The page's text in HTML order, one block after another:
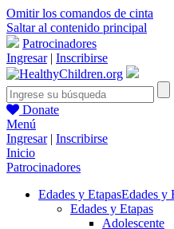
Omitir los comandos de cinta
Saltar al contenido principal
Patrocinadores
Ingresar| Inscribirse
Donate
Menú
Ingresar| Inscribirse
Inicio
Patrocinadores
Edades y EtapasEdades y
Edades y Etapas
Adolescente